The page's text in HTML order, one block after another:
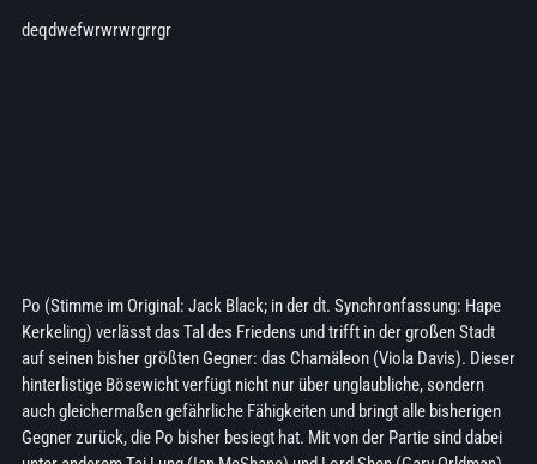
deqdwefwrwrwrgrrgr
Po (Stimme im Original: Jack Black; in der dt. Synchronfassung: Hape
Kerkeling) verlässt das Tal des Friedens und trifft in der großen Stadt
auf seinen bisher größten Gegner: das Chamäleon (Viola Davis). Dieser
hinterlistige Bösewicht verfügt nicht nur über unglaubliche, sondern
auch gleichermaßen gefährliche Fähigkeiten und bringt alle bisherigen
Gegner zurück, die Po bisher besiegt hat. Mit von der Partie sind dabei